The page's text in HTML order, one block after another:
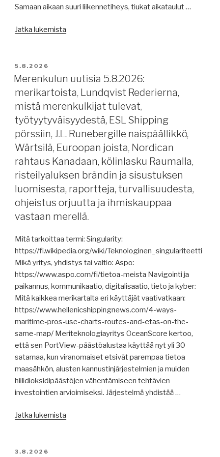
Samaan aikaan suuri liikennetiheys, tiukat aikataulut …
Jatka lukemista
tuesta
merenkulkijoille,
merenkulkijoista,
Venäjän
öljynviennistä,
bauksiitinkuljetuksista,
Finnlines,
Eckerö,
Tallink
Tornion
Röytän
meriväylä,
kanava,
Euroopan
joet,
msv
Nordica,
Koillisväylästä,
FuelEU
Maritime
pooliutumisesta,
luotsinsiirrosta,
raportteja,
Hormuzinsalmen
sopimuksesta
ja
maksullisuudesta,
JULKAISTU
5.8.2026
Merenkulun uutisia 5.8.2026:
merikartoista, Lundqvist Rederierna,
mistä merenkulkijat tulevat,
työtyytyväisyydestä, ESL Shipping
pörssiin, J.L. Runebergille naispäällikkö,
Wärtsilä, Euroopan joista, Nordican
rahtaus Kanadaan, kölinlasku Raumalla,
risteilyaluksen brändin ja sisustuksen
luomisesta, raportteja, turvallisuudesta,
ohjeistus orjuutta ja ihmiskauppaa
vastaan merellä.
Mitä tarkoittaa termi: Singularity:
https://fi.wikipedia.org/wiki/Teknologinen_singulariteetti
Mikä yritys, yhdistys tai valtio: Aspo:
https://www.aspo.com/fi/tietoa-meista Navigointi ja
paikannus, kommunikaatio, digitalisaatio, tieto ja kyber:
Mitä kaikkea merikartalta eri käyttäjät vaativatkaan:
https://www.hellenicshippingnews.com/4-ways-
maritime-pros-use-charts-routes-and-etas-on-the-
same-map/ Meriteknologiayritys OceanScore kertoo,
että sen PortView-päästöalustaa käyttää nyt yli 30
satamaa, kun viranomaiset etsivät parempaa tietoa
maasähkön, alusten kannustinjärjestelmien ja muiden
hiilidioksidipäästöjen vähentämiseen tehtävien
investointien arvioimiseksi. Järjestelmä yhdistää …
Jatka lukemista
JULKAISTU
3.8.2026